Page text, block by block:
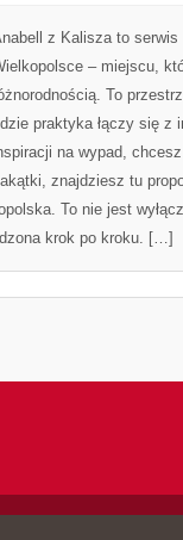
z Kalisza to
– miejscu,
To
praktyka łączy się z
na wypad,
znajdziesz tu
To nie jest
krok po kroku. […]